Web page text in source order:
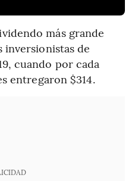
más grande
inversionistas de
cuando por cada
entregaron $314.